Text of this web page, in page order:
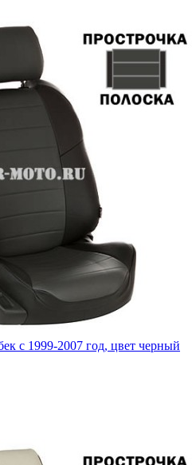
с 1999-2007 год, цвет черный